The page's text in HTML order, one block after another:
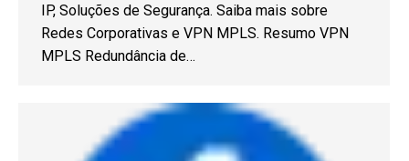
IP, Soluções de Segurança. Saiba mais sobre
Redes Corporativas e VPN MPLS. Resumo VPN
MPLS Redundância de…